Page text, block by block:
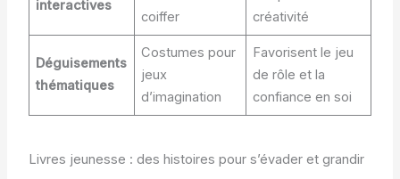
interactives
coiffer
créativité
Déguisements
thématiques
Costumes pour
jeux
d’imagination
Favorisent le jeu
de rôle et la
confiance en soi
Livres jeunesse : des histoires pour s’évader et grandir